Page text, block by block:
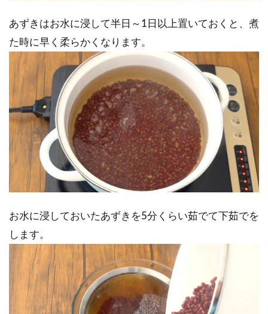
あずきはお水に浸して半日～1日以上置いておくと、煮
た時に早く柔らかくなります。
お水に浸しておいたあずきを5分くらい茹でて下茹でを
します。